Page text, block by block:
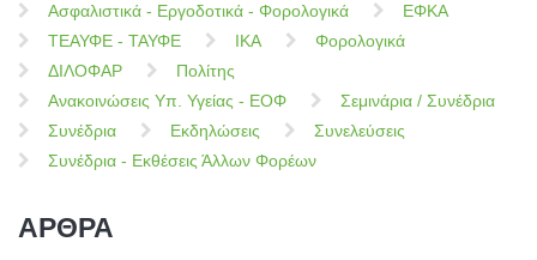
Ασφαλιστικά - Εργοδοτικά - Φορολογικά
ΕΦΚΑ
ΤΕΑΥΦΕ - ΤΑΥΦΕ
ΙΚΑ
Φορολογικά
ΔΙΛΟΦΑΡ
Πολίτης
Ανακοινώσεις Υπ. Υγείας - ΕΟΦ
Σεμινάρια / Συνέδρια
Συνέδρια
Εκδηλώσεις
Συνελεύσεις
Συνέδρια - Εκθέσεις Άλλων Φορέων
ΑΡΘΡΑ